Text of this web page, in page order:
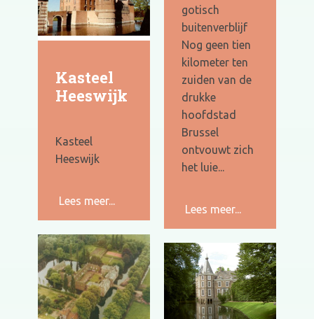
gotisch
buitenverblijf
Nog geen tien
kilometer ten
zuiden van de
drukke
hoofdstad
Brussel
ontvouwt zich
het luie...
Lees meer...
Kasteel
Heeswijk
Kasteel
Heeswijk
Lees meer...